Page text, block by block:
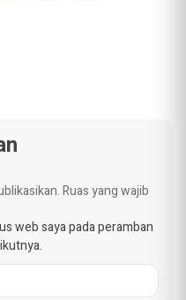
Ruas yang wajib
web saya pada peramban